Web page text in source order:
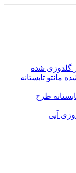
پر گلدوزی شده
مانتو تابستانه
طرح
آبی